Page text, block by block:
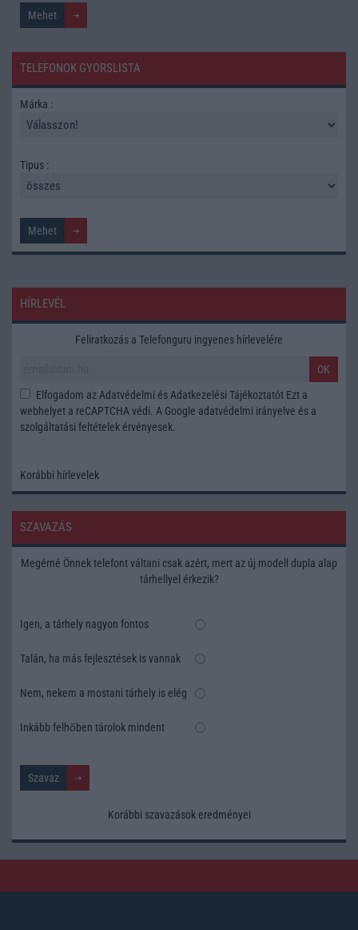
TELEFONOK GYORSLISTA
Márka :
Tipus :
HÍRLEVÉL
Feliratkozás a Telefonguru ingyenes hírlevelére
OK
Elfogadom az Adatvédelmi és Adatkezelési Tájékoztatót Ezt a
webhelyet a reCAPTCHA védi. A Google adatvédelmi irányelve és a
szolgáltatási feltételek érvényesek.
Korábbi hírlevelek
SZAVAZÁS
Megérné Önnek telefont váltani csak azért, mert az új modell dupla alap
tárhellyel érkezik?
Igen, a tárhely nagyon fontos
Talán, ha más fejlesztések is vannak
Nem, nekem a mostani tárhely is elég
Inkább felhőben tárolok mindent
Korábbi szavazások eredményei